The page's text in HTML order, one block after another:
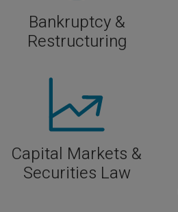
Bankruptcy &
Restructuring
Capital Markets &
Securities Law